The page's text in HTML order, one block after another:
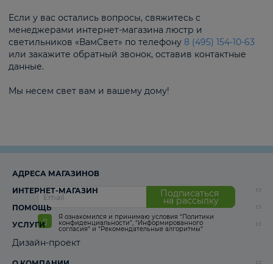
Если у вас остались вопросы, свяжитесь с
менеджерами интернет-магазина люстр и
светильников «ВамСвет» по телефону 8 (495) 154-10-63
или закажите обратный звонок, оставив контактные
данные.
Мы несем свет вам и вашему дому!
Подписаться
на рассылку
Я ознакомился и принимаю условия “Политики
конфиденциальности”, “Информированного
согласия“ и “Рекомендательные алгоритмы“
АДРЕСА МАГАЗИНОВ
ИНТЕРНЕТ-МАГАЗИН
ПОМОЩЬ
УСЛУГИ
Дизайн-проект